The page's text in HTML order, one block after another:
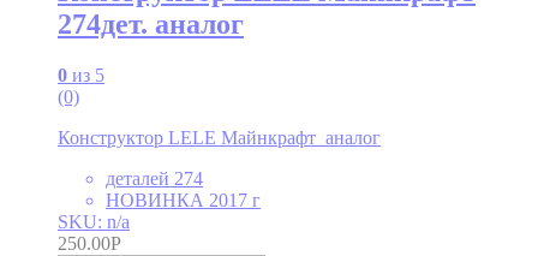
274дет. аналог
0 из 5
(0)
Конструктор LELE Майнкрафт аналог
деталей 274
НОВИНКА 2017 г
SKU: n/a
250.00Р